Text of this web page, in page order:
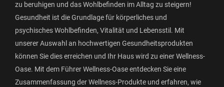
zu beruhigen und das Wohlbefinden im Alltag zu steigern!
Gesundheit ist die Grundlage für körperliches und
psychisches Wohlbefinden, Vitalität und Lebensstil. Mit
unserer Auswahl an hochwertigen Gesundheitsprodukten
können Sie dies erreichen und Ihr Haus wird zu einer Wellness-
Oase. Mit dem Führer Wellness-Oase entdecken Sie eine
Zusammenfassung der Wellness-Produkte und erfahren, wie